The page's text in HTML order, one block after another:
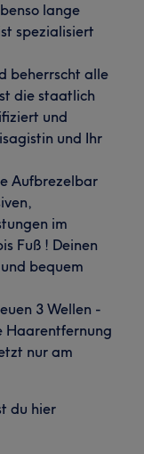
lange
spezialisiert
beherrscht alle
die staatlich
und
und Ihr
Aufbrezelbar
im
Fuß ! Deinen
bequem
3 Wellen -
Haarentfernung
nur am
du hier